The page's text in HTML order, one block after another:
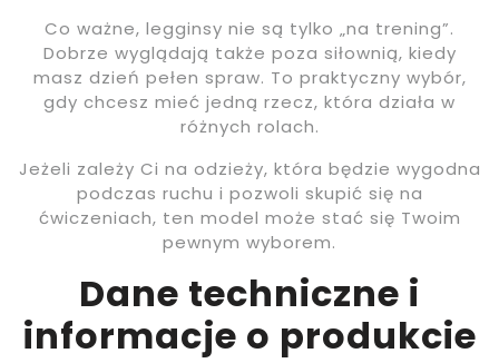
Co ważne, legginsy nie są tylko „na trening”.
Dobrze wyglądają także poza siłownią, kiedy
masz dzień pełen spraw. To praktyczny wybór,
gdy chcesz mieć jedną rzecz, która działa w
różnych rolach.
Jeżeli zależy Ci na odzieży, która będzie wygodna
podczas ruchu i pozwoli skupić się na
ćwiczeniach, ten model może stać się Twoim
pewnym wyborem.
Dane techniczne i
informacje o produkcie